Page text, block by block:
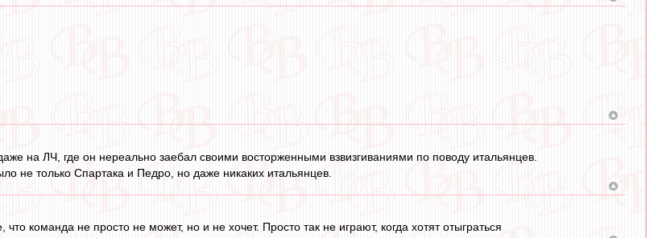
на ЛЧ, где он нереально заебал своими восторженными взвизгиваниями по поводу итальянцев.
не только Спартака и Педро, но даже никаких итальянцев.
команда не просто не может, но и не хочет. Просто так не играют, когда хотят отыграться